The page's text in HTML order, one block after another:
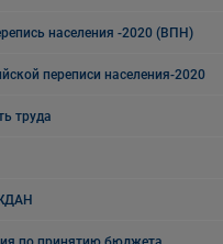
населения -2020 (ВПН)
переписи населения-2020
труда